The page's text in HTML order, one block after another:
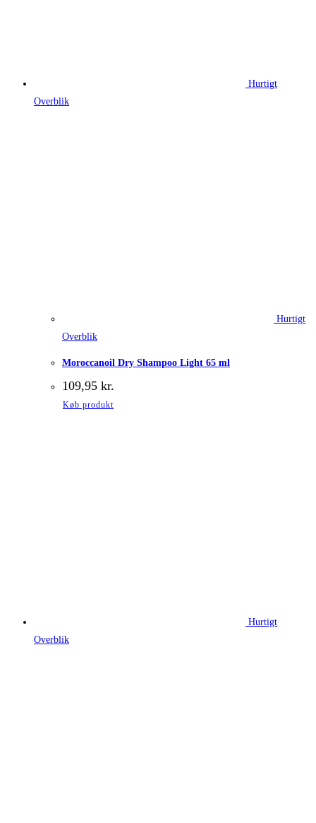
Hurtigt
Overblik
Hurtigt
Overblik
Moroccanoil Dry Shampoo Light 65 ml
109,95 kr.
Køb produkt
Hurtigt
Overblik